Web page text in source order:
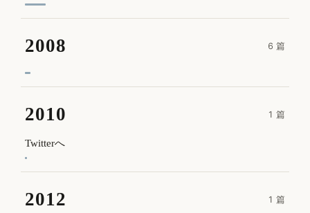
2008 6 篇
2010
Twitterへ
1 篇
2012 1 篇